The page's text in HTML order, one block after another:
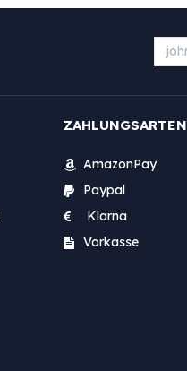
ZAHLUNGSARTEN
AmazonPay
Paypal
Klarna
Vorkasse